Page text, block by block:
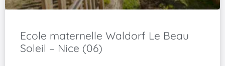
Ecole maternelle Waldorf Le Beau
Soleil – Nice (06)